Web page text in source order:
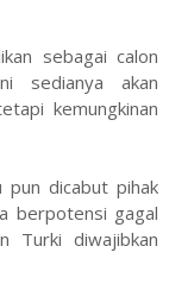
sebagai calon
sedianya akan
kemungkinan
pun dicabut pihak
berpotensi gagal
Turki diwajibkan